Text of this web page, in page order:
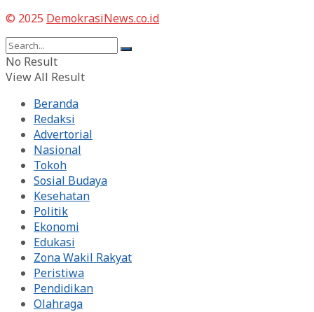
© 2025 DemokrasiNews.co.id
No Result
View All Result
Beranda
Redaksi
Advertorial
Nasional
Tokoh
Sosial Budaya
Kesehatan
Politik
Ekonomi
Edukasi
Zona Wakil Rakyat
Peristiwa
Pendidikan
Olahraga